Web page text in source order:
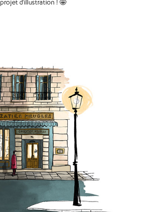
projet d'illustration ! 🤩